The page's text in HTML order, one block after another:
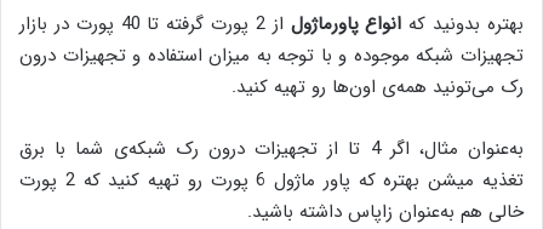
بهتره بدونید که انواع پاورماژول
از 2 پورت گرفته تا 40 پورت در بازار
تجهیزات شبکه موجوده و با توجه به میزان استفاده و تجهیزات درون
رک می‌تونید همه‌ی اون‌ها رو تهیه کنید.
به‌عنوان مثال، اگر 4 تا از تجهیزات درون رک شبکه‌ی شما با برق
تغذیه میشن بهتره که پاور ماژول 6 پورت رو تهیه کنید که 2 پورت
خالی هم به‌عنوان زاپاس داشته باشید.